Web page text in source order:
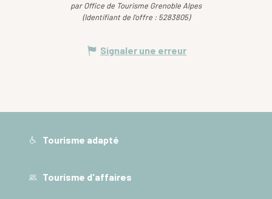
par Office de Tourisme Grenoble Alpes
(Identifiant de l'offre : 5283805)
Signaler une erreur
Tourisme adapté
Tourisme d'affaires